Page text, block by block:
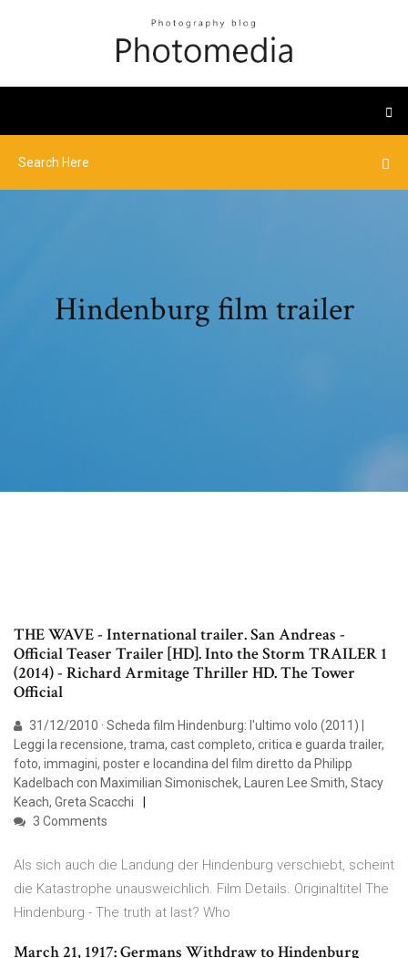
Hindenburg film trailer
THE WAVE - International trailer. San Andreas -
Official Teaser Trailer [HD]. Into the Storm TRAILER 1
(2014) - Richard Armitage Thriller HD. The Tower
Official
31/12/2010 · Scheda film Hindenburg: l'ultimo volo (2011) |
Leggi la recensione, trama, cast completo, critica e guarda trailer,
foto, immagini, poster e locandina del film diretto da Philipp
Kadelbach con Maximilian Simonischek, Lauren Lee Smith, Stacy
Keach, Greta Scacchi
3 Comments
Als sich auch die Landung der Hindenburg verschiebt, scheint
die Katastrophe unausweichlich. Film Details. Originaltitel The
Hindenburg - The truth at last? Who
March 21, 1917: Germans Withdraw to Hindenburg